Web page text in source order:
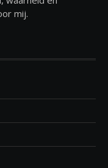
mij.